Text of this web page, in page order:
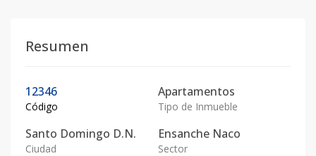
Resumen
12346
Código
Apartamentos
Tipo de Inmueble
Santo Domingo D.N.
Ciudad
Ensanche Naco
Sector